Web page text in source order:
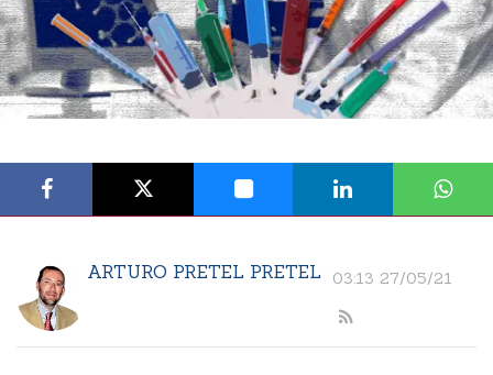
ARTURO PRETEL PRETEL 03:13 27/05/21